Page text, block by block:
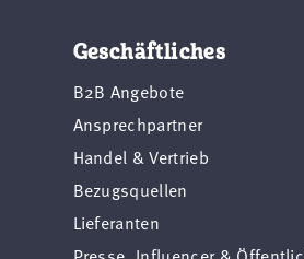
Geschäftliches
B2B Angebote
Ansprechpartner
Handel & Vertrieb
Bezugsquellen
Lieferanten